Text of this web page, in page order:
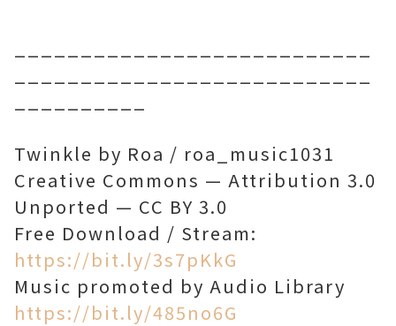
Twinkle by Roa / roa_music1031
Creative Commons — Attribution 3.0
Unported — CC BY 3.0
Free Download / Stream:
https://bit.ly/3s7pKkG
Music promoted by Audio Library
https://bit.ly/485no6G